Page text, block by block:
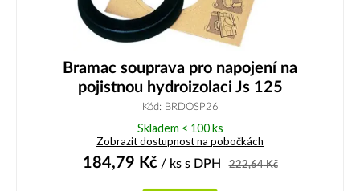
Bramac souprava pro napojení na
pojistnou hydroizolaci Js 125
Kód: BRDOSP26
Skladem < 100 ks
Zobrazit dostupnost na pobočkách
184,79 Kč/ ks s DPH 222,64Kč